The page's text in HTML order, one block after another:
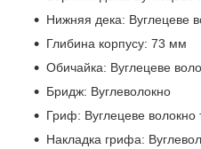
Нижняя дека: Вуглецеве
Глибина корпусу: 73 мм
Обичайка: Вуглецеве
Бридж: Вуглеволокно
Гриф: Вуглецеве волокно
Накладка грифа: